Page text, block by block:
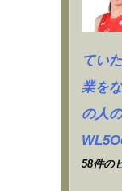
てい
業を
の人
58件の